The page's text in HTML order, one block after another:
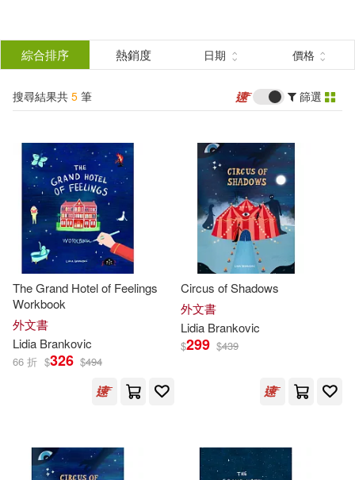
結
分類 (單選)
所有商品(5) 圖書(5)
作者 (可複選)
Lidia Brankovic(4)
Brankovic(1) Lidia(1)
出版社 (可複選)
綜合排序 熱銷度 日期 價格
搜尋結果共 5 筆 篩選
The Grand Hotel of Feelings
Workbook
外文書
Lidia Brankovic
66 折 $326 $494
Circus of Shadows
外文書
Lidia Brankovic
$299 $439